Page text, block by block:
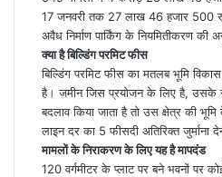
17 जनवरी तक 27 लाख 46 हजार 500
अवैध निर्माण पार्किंग के नियमितीकरण की
क्या है बिल्डिंग परमिट फीस
बिल्डिंग परमिट फीस का मतलब भूमि
है। जमीन जिस प्रयोजन के लिए है, उसके
बदलाव किया जाता है तो उस क्षेत्र की
लाइन दर का 5 फीसदी अतिरिक्त जुर्माना
मामलों के निराकरण के लिए यह है मापदंड
120 वर्गमीटर के प्लाट पर बने भवनों पर